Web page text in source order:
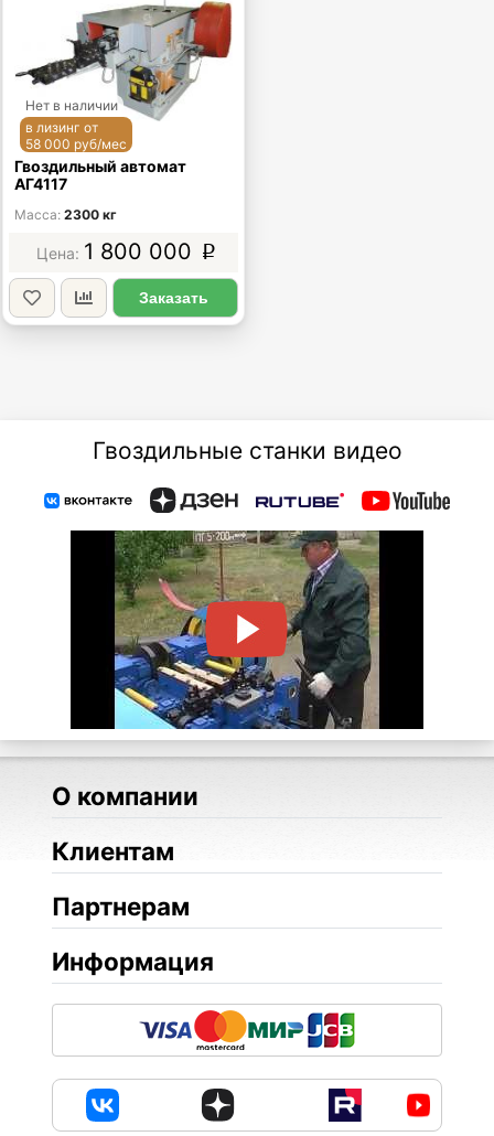
Нет в наличии
в лизинг от
58 000 руб/мес
Гвоздильный автомат
АГ4117
Масса 2300 кг
1 800 000 p
Заказать
Гвоздильные станки видео
О компании
Клиентам
Партнерам
Информация